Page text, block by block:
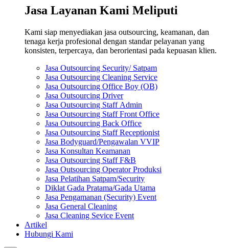
Jasa Layanan Kami Meliputi
Kami siap menyediakan jasa outsourcing, keamanan, dan
tenaga kerja profesional dengan standar pelayanan yang
konsisten, terpercaya, dan berorientasi pada kepuasan klien.
Jasa Outsourcing Security/ Satpam
Jasa Outsourcing Cleaning Service
Jasa Outsourcing Office Boy (OB)
Jasa Outsourcing Driver
Jasa Outsourcing Staff Admin
Jasa Outsourcing Staff Front Office
Jasa Outsourcing Back Office
Jasa Outsourcing Staff Receptionist
Jasa Bodyguard/Pengawalan VVIP
Jasa Konsultan Keamanan
Jasa Outsourcing Staff F&B
Jasa Outsourcing Operator Produksi
Jasa Pelatihan Satpam/Security
Diklat Gada Pratama/Gada Utama
Jasa Pengamanan (Security) Event
Jasa General Cleaning
Jasa Cleaning Sevice Event
Artikel
Hubungi Kami